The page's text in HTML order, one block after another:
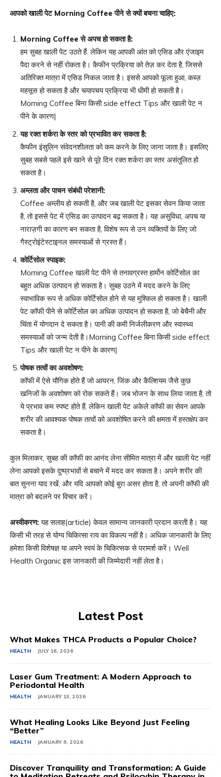
आपको खाली पेट Morning Coffeeपीने से क्यों बचना चाहिए:
Morning Coffeeसे अपच हो सकता है:
हम सुबह खाली पेट उठते हैं. लेकिन यह आपकी आंत को एसिड और एंजाइम
पैदा करने से नहीं रोकता है। कैफीन प्रक्रिया को तेज़ कर देता है, जिससे
अतिरिक्त मात्रा में एसिड निकल जाता है। इससे आपको फूला हुआ, कब्ज़
महसूस हो सकता है और चयापचय प्रक्रिया भी धीमी हो सकती है।
Morning Coffee बिना किसी side effect Tips और खाली पेट न
पीने के कारण|
यह रक्त शर्करा के स्तर को प्रभावित कर सकता है:
कैफीन इंसुलिन संवेदनशीलता को कम करने के लिए जाना जाता है। इसलिए
सुबह सबसे पहले इसे खाने से पूरे दिन रक्त शर्करा का स्तर असंतुलित हो
सकता है।
अम्लता और पाचन संबंधी परेशानी:
Coffee अम्लीय हो सकती है, और जब खाली पेट इसका सेवन किया जाता
है, तो इससे पेट में एसिड का उत्पादन बढ़ सकता है। यह असुविधा, अपच या
नाराज़गी का कारण बन सकता है, विशेष रूप से उन व्यक्तियों के लिए जो
गैस्ट्रोइंटेस्टाइनल समस्याओं से ग्रस्त हैं।
कोर्टिसोल स्पाइक:
Morning Coffee खाली पेट पीने से तनावग्रस्त हार्मोन कोर्टिसोल का
बहुत अधिक उत्पादन हो सकता है। सुबह उठने में मदद करने के लिए
स्वाभाविक रूप से अधिक कोर्टिसोल होने से यह मुश्किल हो सकता है। खाली
पेट कॉफी पीने से कोर्टिसोल का अधिक उत्पादन हो सकता है, जो बेचैनी और
चिंता में योगदान दे सकता है। पानी की कमी निर्जलीकरण और स्वास्थ्य
समस्याओं को जन्म देती है।Morning Coffee बिना किसी side effect
Tips और खाली पेट न पीने के कारण|
पोषक तत्वों का अवशोषण:
कॉफी में ऐसे यौगिक होते हैं जो आयरन, जिंक और कैल्शियम जैसे कुछ
खनिजों के अवशोषण को रोक सकते हैं। जब भोजन के साथ लिया जाता है, तो
ये प्रभाव कम स्पष्ट होते हैं, लेकिन खाली पेट अकेले कॉफी का सेवन आपके
शरीर की आवश्यक पोषक तत्वों को अवशोषित करने की क्षमता में हस्तक्षेप कर
सकता है।
कुल मिलाकर, सुबह की कॉफी का आनंद लेना सीमित मात्रा में और खाली पेट नहीं
लेना आपको इसके दुष्प्रभावों से बचाने में मदद कर सकता है। अपने शरीर की
बात सुनना याद रखें, और यदि आपको कोई बुरा असर होता है, तो अपनी कॉफी की
मात्रा को बदलने पर विचार करें।
अस्वीकरण:यह सलाह(article) केवल सामान्य जानकारी प्रदान करती है। यह
किसी भी तरह से योग्य चिकित्सा राय का विकल्प नहीं है। अधिक जानकारी के लिए
हमेशा किसी विशेषज्ञ या अपने स्वयं के चिकित्सक से परामर्श करें। Well
Health Organic इस जानकारी की जिम्मेदारी नहीं लेता है।
Latest Post
What Makes THCA Products a Popular Choice?
HEALTH JULY 16, 2026
Laser Gum Treatment: A Modern Approach to
Periodontal Health
HEALTH JANUARY 13, 2026
What Healing Looks Like Beyond Just Feeling
“Better”
HEALTH JANUARY 9, 2026
Discover Tranquility and Transformation: A Guide